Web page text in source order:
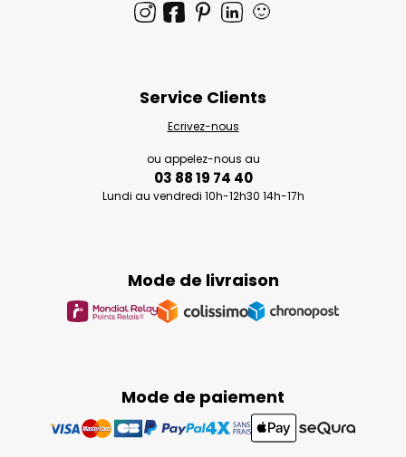
🙂
Mode de paiement
Mode de livraison
Service Clients
Ecrivez-nous
ou appelez-nous au
03 88 19 74 40
Lundi au vendredi 10h-12h30 14h-17h